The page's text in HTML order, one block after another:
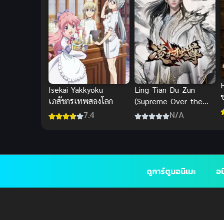
Isekai Yakkyoku
เภสัชกรเทพสองโลก
7.4
Ling Tian Du Zun
(Supreme Over the
Sky) หลิงเทียนพลิก
N/A
ดูการ์ตูนอนิเมะ อ